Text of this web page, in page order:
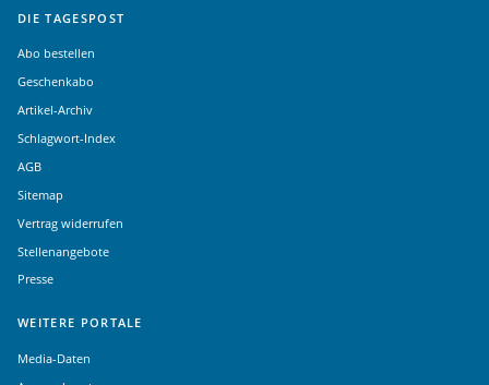
DIE TAGESPOST
Abo bestellen
Geschenkabo
Artikel-Archiv
Schlagwort-Index
AGB
Sitemap
Vertrag widerrufen
Stellenangebote
Presse
WEITERE PORTALE
Media-Daten